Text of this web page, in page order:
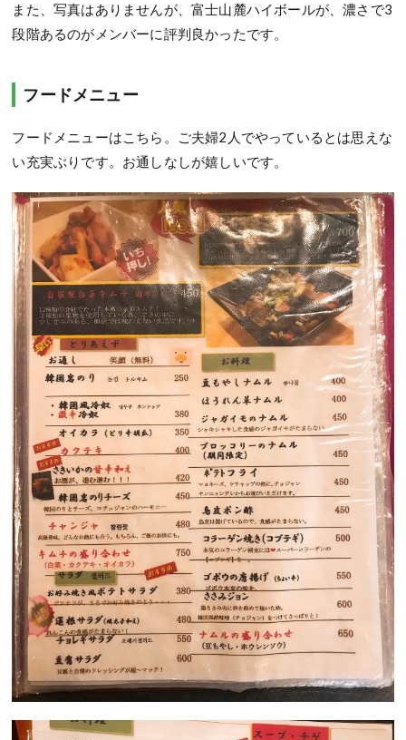
また、写真はありませんが、富士山麓ハイボールが、濃さで3
段階あるのがメンバーに評判良かったです。
フードメニュー
フードメニューはこちら。ご夫婦2人でやっているとは思えな
い充実ぶりです。お通しなしが嬉しいです。